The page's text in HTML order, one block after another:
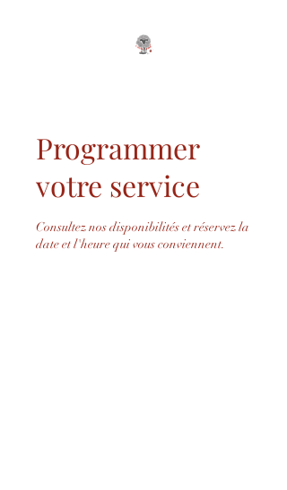
Programmer
votre service
Consultez nos disponibilités et réservez la
date et l'heure qui vous conviennent.